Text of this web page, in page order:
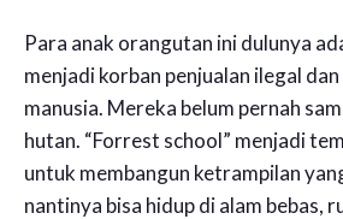
Para anak orangutan ini dulunya
menjadi korban penjualan ilegal
manusia. Mereka belum pernah
hutan. “Forrest school” menjadi
untuk membangun ketrampilan
nantinya bisa hidup di alam bebas,